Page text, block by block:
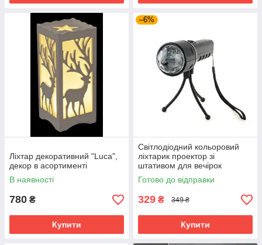
Ліхтар декоративний "Luca",
декор в асортименті
В наявності
780 ₴
Купити
–6%
Світлодіодний кольоровий
ліхтарик проектор зі
штативом для вечірок
Готово до відправки
329 ₴ 349 ₴
Купити